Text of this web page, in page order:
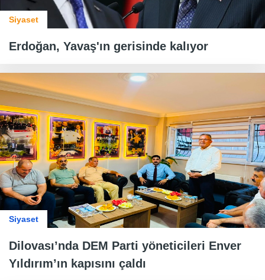
Siyaset
Erdoğan, Yavaş'ın gerisinde kalıyor
Siyaset
Dilovası’nda DEM Parti yöneticileri Enver
Yıldırım’ın kapısını çaldı